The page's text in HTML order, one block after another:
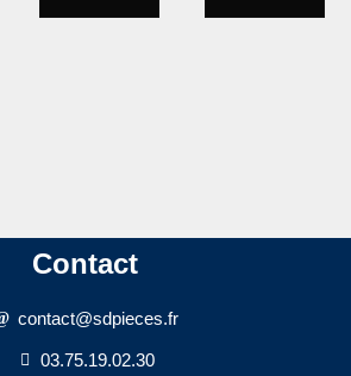
Contact
contact@sdpieces.fr
03.75.19.02.30